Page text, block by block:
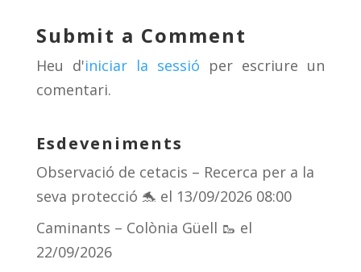
y d
s
a
m
ar
te
ix
Submit a Comment
Heu d'iniciar la sessió per escriure un
comentari.
Esdeveniments
Observació de cetacis – Recerca per a la
seva protecció 🐬 el 13/09/2026 08:00
Caminants – Colònia Güell 🥾 el
22/09/2026